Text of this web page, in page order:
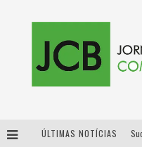
ÚLTIMAS NOTÍCIAS